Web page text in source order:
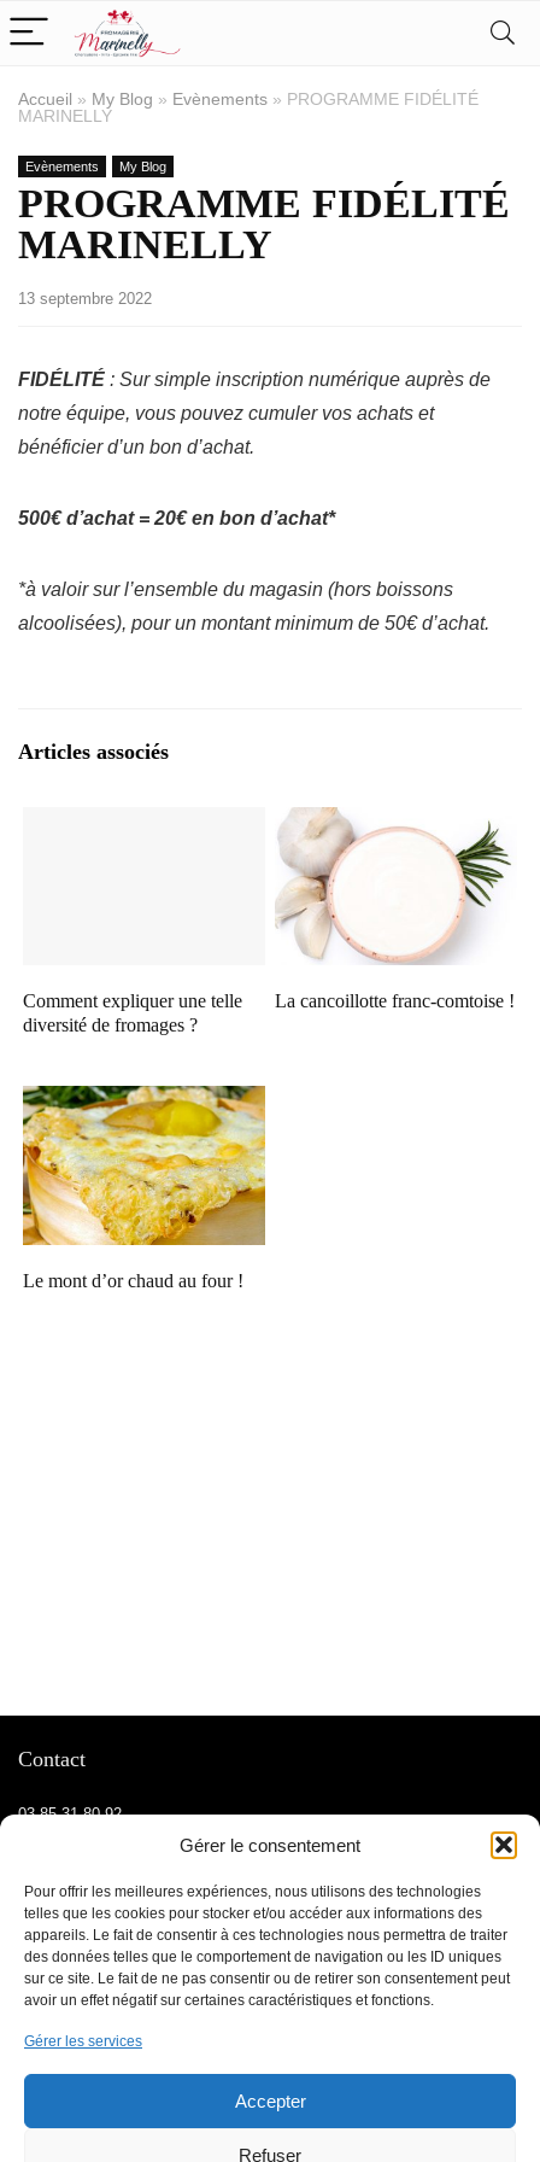
Gérer le consentement
Pour offrir les meilleures expériences, nous utilisons des technologies
telles que les cookies pour stocker et/ou accéder aux informations des
appareils. Le fait de consentir à ces technologies nous permettra de traiter
des données telles que le comportement de navigation ou les ID uniques
sur ce site. Le fait de ne pas consentir ou de retirer son consentement peut
avoir un effet négatif sur certaines caractéristiques et fonctions.
Gérer les services
Accepter
Refuser
Accueil » My Blog » Evènements » PROGRAMME FIDÉLITÉ
MARINELLY
Evènements My Blog
PROGRAMME FIDÉLITÉ
MARINELLY
13 septembre 2022
FIDÉLITÉ : Sur simple inscription numérique auprès de
notre équipe, vous pouvez cumuler vos achats et
bénéficier d’un bon d’achat.
500€ d’achat = 20€ en bon d’achat*
*à valoir sur l’ensemble du magasin (hors boissons
alcoolisées), pour un montant minimum de 50€ d’achat.
Articles associés
Comment expliquer une telle
diversité de fromages ?
La cancoillotte franc-comtoise !
Le mont d’or chaud au four !
Contact
03 85 31 80 92
Informations
Mentions légales
Médiateur
À propos